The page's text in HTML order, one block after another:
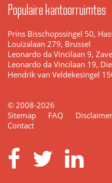
Populaire kantoorruimtes
Prins Bisschopssingel 50,
Louizalaan 279, Brussel
Leonardo da Vincilaan 9,
Leonardo da Vincilaan 19,
Hendrik van Veldekesingel
© 2008-2026
Sitemap
FAQ Disclaimer
Contact